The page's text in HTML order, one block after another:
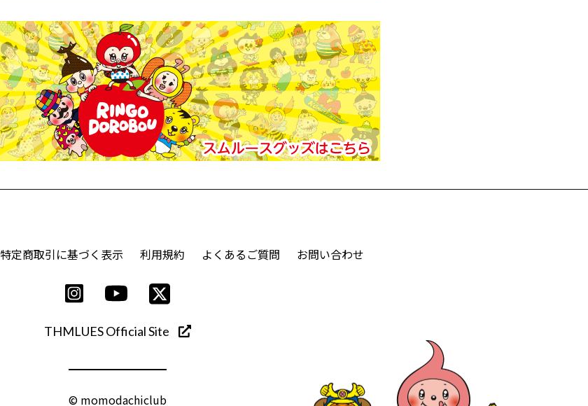
特定商取引に基づく表示 利用規約 よくあるご質問 お問い合わせ
THMLUES Official Site
© momodachiclub